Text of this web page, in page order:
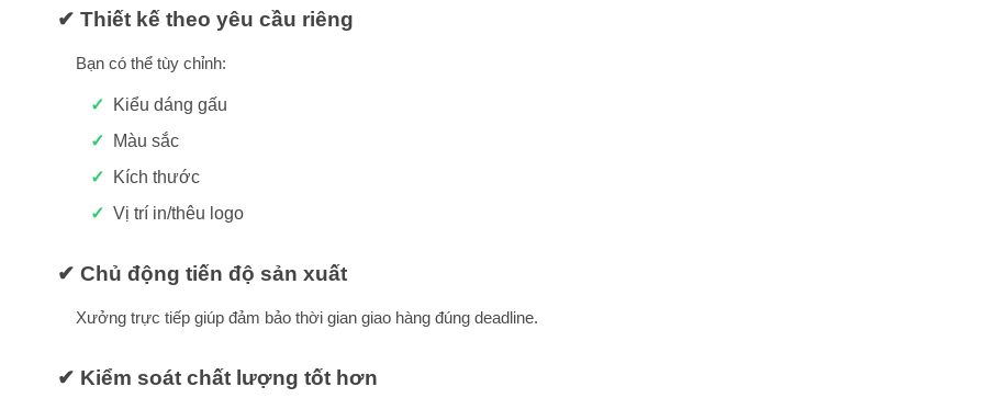
✔ Thiết kế theo yêu cầu riêng
Bạn có thể tùy chỉnh:
Kiểu dáng gấu
Màu sắc
Kích thước
Vị trí in/thêu logo
✔ Chủ động tiến độ sản xuất
Xưởng trực tiếp giúp đảm bảo thời gian giao hàng đúng deadline.
✔ Kiểm soát chất lượng tốt hơn